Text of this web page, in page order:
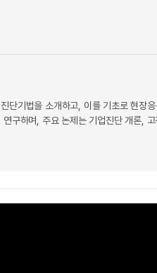
단기법을 소개하고, 이를 기초로 현
구하며, 주요 논제는 기업진단 개론,